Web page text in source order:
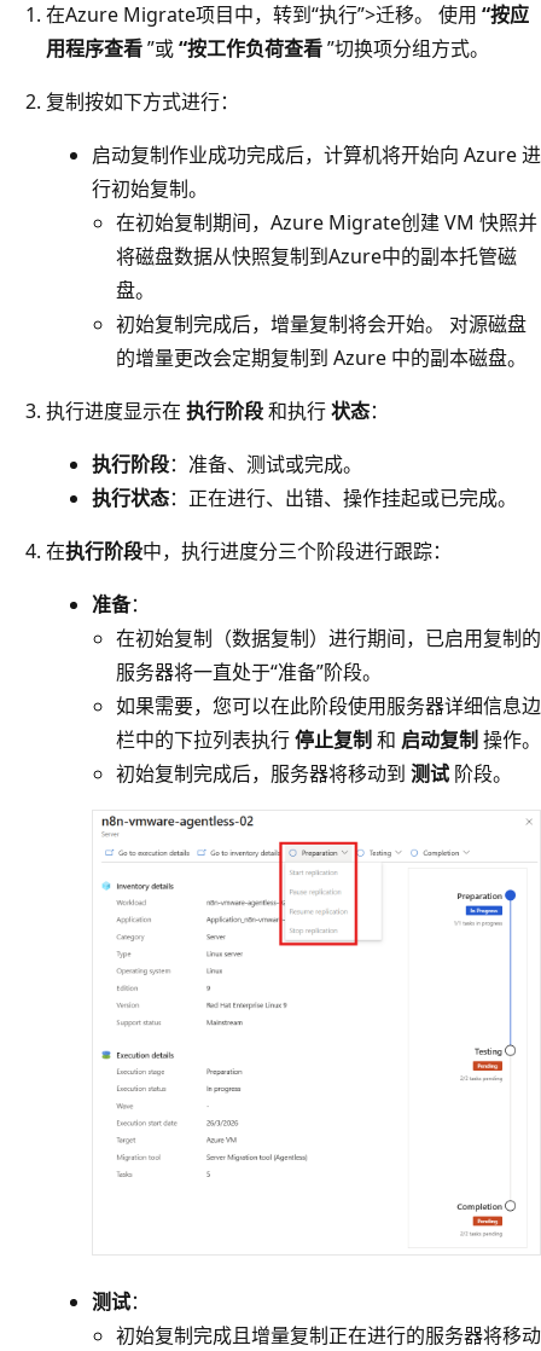
在Azure Migrate项目中，转到“执行”>迁移。 使用 “按应
用程序查看”或“按工作负荷查看”切换项分组方式。
复制按如下方式进行：
启动复制作业成功完成后，计算机将开始向 Azure 进
行初始复制。
在初始复制期间，Azure Migrate创建 VM 快照并
将磁盘数据从快照复制到Azure中的副本托管磁
盘。
初始复制完成后，增量复制将会开始。 对源磁盘
的增量更改会定期复制到 Azure 中的副本磁盘。
执行进度显示在 执行阶段和执行状态：
执行阶段：准备、测试或完成。
执行状态：正在进行、出错、操作挂起或已完成。
在执行阶段中，执行进度分三个阶段进行跟踪：
准备：
在初始复制（数据复制）进行期间，已启用复制的
服务器将一直处于“准备”阶段。
如果需要，您可以在此阶段使用服务器详细信息边
栏中的下拉列表执行停止复制 和 启动复制 操作。
初始复制完成后，服务器将移动到 测试 阶段。
测试：
初始复制完成且增量复制正在进行的服务器将移动